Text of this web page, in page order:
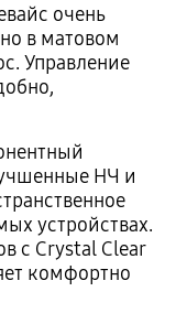
очень
в матовом
Управление
НЧ и
устройствах.
с Crystal Clear
комфортно